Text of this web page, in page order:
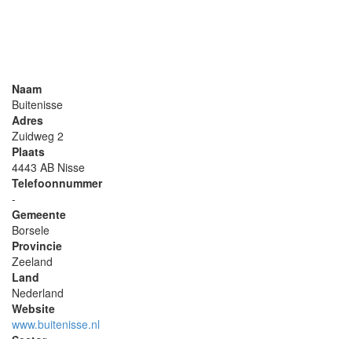
Naam
Buitenisse
Adres
Zuidweg 2
Plaats
4443 AB Nisse
Telefoonnummer
-
Gemeente
Borsele
Provincie
Zeeland
Land
Nederland
Website
www.buitenisse.nl